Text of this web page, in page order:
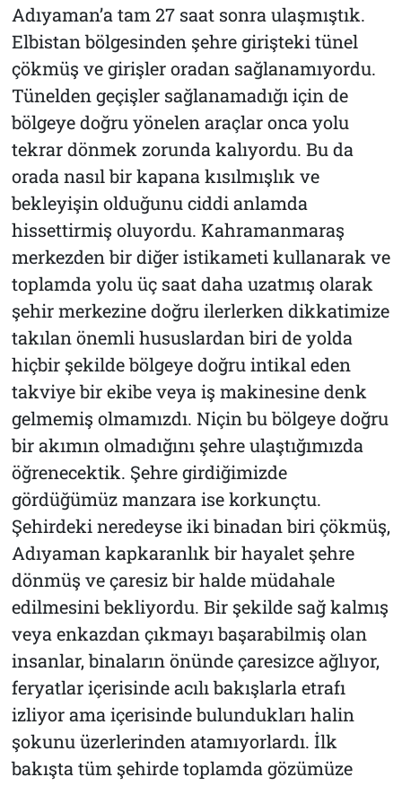
Adıyaman’a tam 27 saat sonra ulaşmıştık.
Elbistan bölgesinden şehre girişteki tünel
çökmüş ve girişler oradan sağlanamıyordu.
Tünelden geçişler sağlanamadığı için de
bölgeye doğru yönelen araçlar onca yolu
tekrar dönmek zorunda kalıyordu. Bu da
orada nasıl bir kapana kısılmışlık ve
bekleyişin olduğunu ciddi anlamda
hissettirmiş oluyordu. Kahramanmaraş
merkezden bir diğer istikameti kullanarak ve
toplamda yolu üç saat daha uzatmış olarak
şehir merkezine doğru ilerlerken dikkatimize
takılan önemli hususlardan biri de yolda
hiçbir şekilde bölgeye doğru intikal eden
takviye bir ekibe veya iş makinesine denk
gelmemiş olmamızdı. Niçin bu bölgeye doğru
bir akımın olmadığını şehre ulaştığımızda
öğrenecektik. Şehre girdiğimizde
gördüğümüz manzara ise korkunçtu.
Şehirdeki neredeyse iki binadan biri çökmüş,
Adıyaman kapkaranlık bir hayalet şehre
dönmüş ve çaresiz bir halde müdahale
edilmesini bekliyordu. Bir şekilde sağ kalmış
veya enkazdan çıkmayı başarabilmiş olan
insanlar, binaların önünde çaresizce ağlıyor,
feryatlar içerisinde acılı bakışlarla etrafı
izliyor ama içerisinde bulundukları halin
şokunu üzerlerinden atamıyorlardı. İlk
bakışta tüm şehirde toplamda gözümüze